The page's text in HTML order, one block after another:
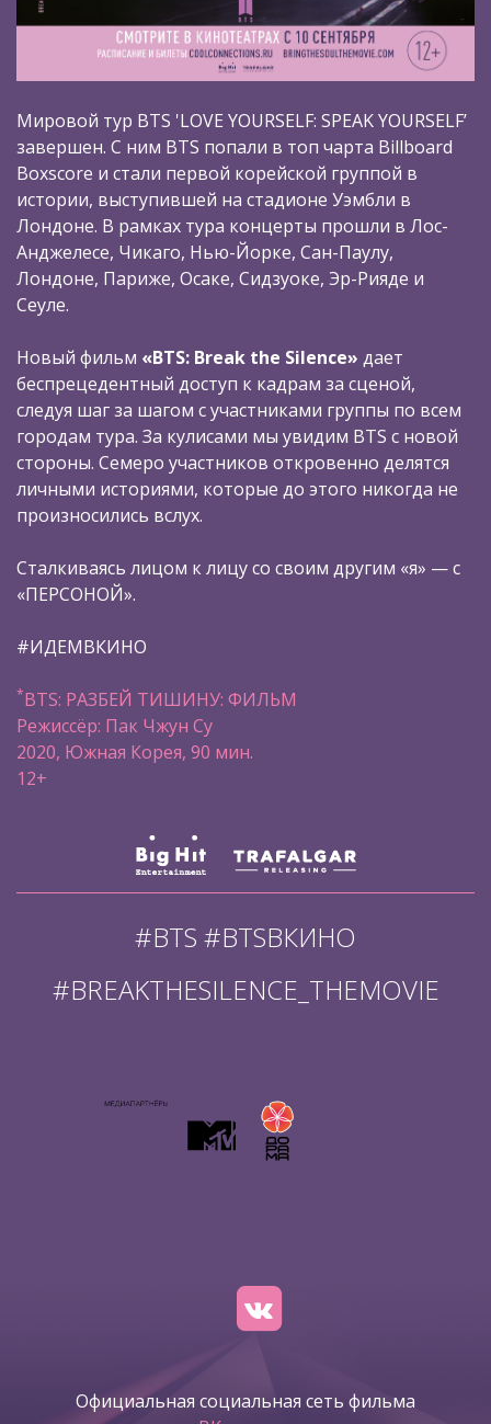
Мировой тур BTS 'LOVE YOURSELF: SPEAK YOURSELF’
завершен. С ним BTS попали в топ чарта Billboard
Boxscore и стали первой корейской группой в
истории, выступившей на стадионе Уэмбли в
Лондоне. В рамках тура концерты прошли в Лос-
Анджелесе, Чикаго, Нью-Йорке, Сан-Паулу,
Лондоне, Париже, Осаке, Сидзуоке, Эр-Рияде и
Сеуле.
Новый фильм «BTS: Break the Silence» дает
беспрецедентный доступ к кадрам за сценой,
следуя шаг за шагом с участниками группы по всем
городам тура. За кулисами мы увидим BTS c новой
стороны. Семеро участников откровенно делятся
личными историями, которые до этого никогда не
произносились вслух.
Сталкиваясь лицом к лицу со своим другим «я» — с
«ПЕРСОНОЙ».
#ИДЕМВКИНО
*BTS: РАЗБЕЙ ТИШИНУ: ФИЛЬМ
Режиссёр: Пак Чжун Су
2020, Южная Корея, 90 мин.
12+
#BTS #BTSВКИНО
#BREAKTHESILENCE_THEMOVIE
Официальная социальная сеть фильма